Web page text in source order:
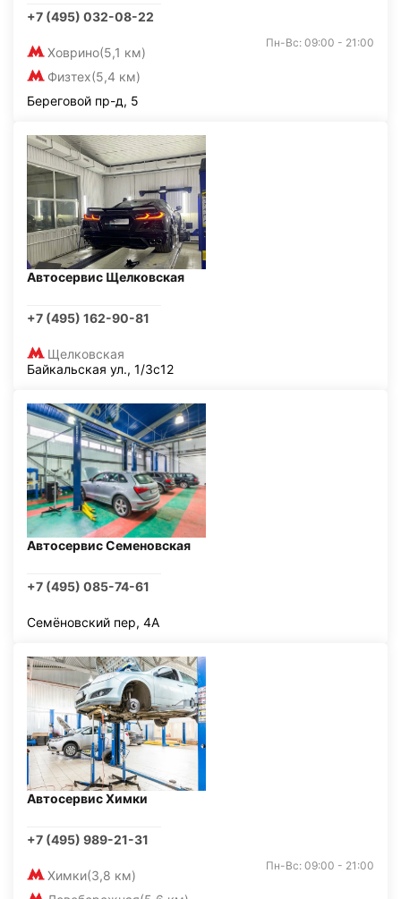
+7 (495) 032-08-22
Ховрино(5,1 км)
Физтех(5,4 км)
Пн-Вс: 09:00 - 21:00
Береговой пр-д, 5
Автосервис Щелковская
+7 (495) 162-90-81
Щелковская
Байкальская ул., 1/3с12
Автосервис Семеновская
+7 (495) 085-74-61
Семёновский пер, 4А
Автосервис Химки
+7 (495) 989-21-31
Химки(3,8 км)
Пн-Вс: 09:00 - 21:00